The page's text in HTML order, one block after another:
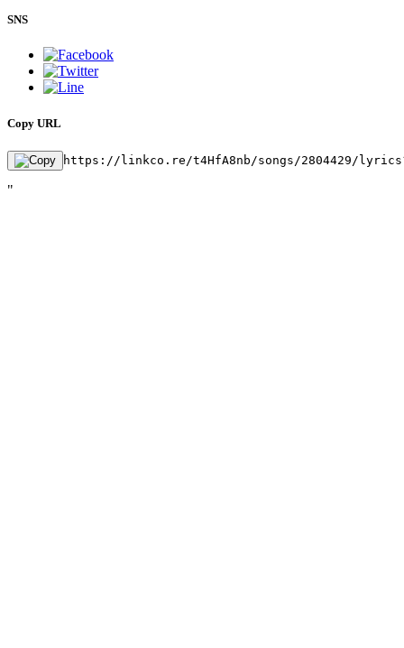
SNS
Copy URL
https://linkco.re/t4HfA8nb/songs/2804429/
"